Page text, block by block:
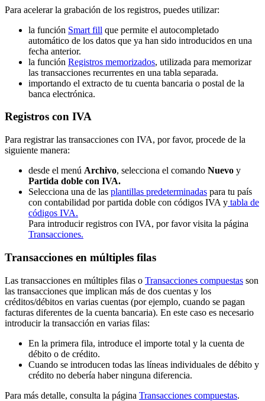
Para acelerar la grabación de los registros, puedes utilizar:
la función Smart fill que permite el autocompletado
automático de los datos que ya han sido introducidos en una
fecha anterior.
la función Registros memorizados, utilizada para memorizar
las transacciones recurrentes en una tabla separada.
importando el extracto de tu cuenta bancaria o postal de la
banca electrónica.
Registros con IVA
Para registrar las transacciones con IVA, por favor, procede de la
siguiente manera:
desde el menú Archivo, selecciona el comando Nuevo y
Partida doble con IVA.
Selecciona una de las plantillas predeterminadas para tu país
con contabilidad por partida doble con códigos IVA y tabla de
códigos IVA.
Para introducir registros con IVA, por favor visita la página
Transacciones.
Transacciones en múltiples filas
Las transacciones en múltiples filas o Transacciones compuestas son
las transacciones que implican más de dos cuentas y los
créditos/débitos en varias cuentas (por ejemplo, cuando se pagan
facturas diferentes de la cuenta bancaria). En este caso es necesario
introducir la transacción en varias filas:
En la primera fila, introduce el importe total y la cuenta de
débito o de crédito.
Cuando se introducen todas las líneas individuales de débito y
crédito no debería haber ninguna diferencia.
Para más detalle, consulta la página Transacciones compuestas.